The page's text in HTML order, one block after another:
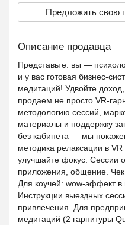
Предложить свою
Описание продавца
Представьте: вы —
и у вас готовая бизнес-
медитаций! Удвойте
продаем не просто VR-
методологию сессий,
материалы и поддержку
без кабинета — мы
методика релаксации в
улучшайте фокус. Сессии
приложения, общение. Чек
Для коучей: wow-эффект в
Инструкции выездных
привлечения. Для
медитаций (2 гарнитуры